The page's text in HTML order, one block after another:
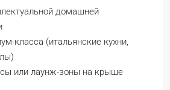
домашней
класса (итальянские кухни,
или лаунж-зоны на крыше